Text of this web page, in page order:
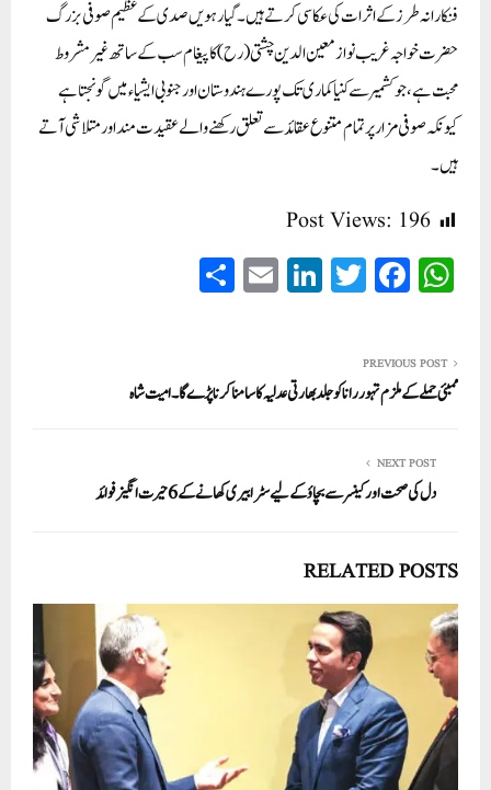
فنکارانہ طرز کے اثرات کی عکاسی کرتے ہیں۔گیارہویں صدی کے عظیم صوفی بزرگ
حضرت خواجہ غریب نواز معین الدین چشتی (رح) کا پیغام سب کے ساتھ غیر مشروط
محبت ہے، جو کشمیر سے کنیا کماری تک پورے ہندوستان اور جنوبی ایشیاء میں گونجتا ہے
کیونکہ صوفی مزار پر تمام متنوع عقائد سے تعلق رکھنے والے عقیدت مند اور متلاشی آتے
ہیں۔
Post Views: 196
W
ha
A
pp
Fa
ce
ok
T
wi
r
Li
nk
In
E
m
PREVIOUS POST
ممبئی حملے کے ملزم تہور رانا کو جلد بھارتی عدلیہ کا سامنا کرنا پڑے گا۔ امیت شاہ
NEXT POST
دل کی صحت اور کینسر سے بچاؤ کے لیے سٹرابیری کھانے کے 6 حیرت انگیز فوائد
RELATED POSTS